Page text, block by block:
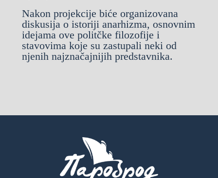
Nakon projekcije biće organizovana
diskusija o istoriji anarhizma, osnovnim
idejama ove politčke filozofije i
stavovima koje su zastupali neki od
njenih najznačajnijih predstavnika.